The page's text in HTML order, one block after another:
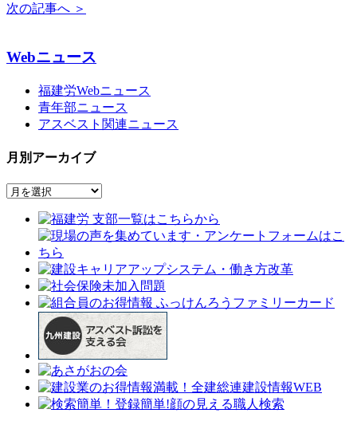
次の記事へ ＞
Webニュース
福建労Webニュース
青年部ニュース
アスベスト関連ニュース
月別アーカイブ